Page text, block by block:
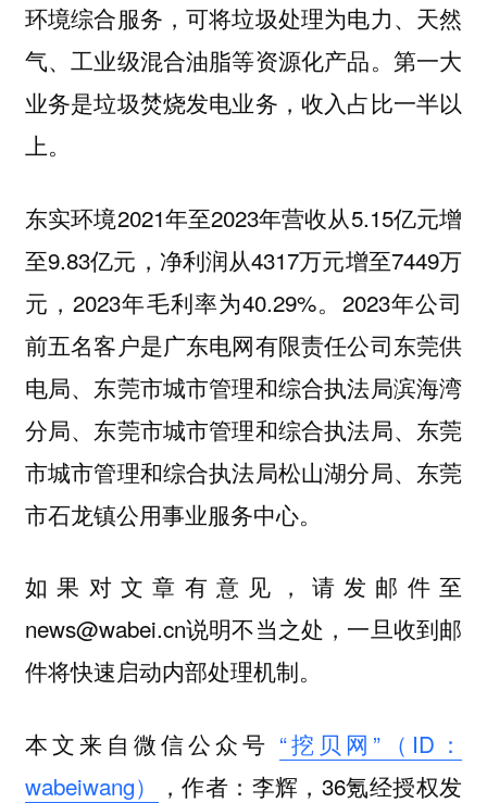
环境综合服务，可将垃圾处理为电力、天然
气、工业级混合油脂等资源化产品。第一大
业务是垃圾焚烧发电业务，收入占比一半以
上。
东实环境2021年至2023年营收从5.15亿元增
至9.83亿元，净利润从4317万元增至7449万
元，2023年毛利率为40.29%。2023年公司
前五名客户是广东电网有限责任公司东莞供
电局、东莞市城市管理和综合执法局滨海湾
分局、东莞市城市管理和综合执法局、东莞
市城市管理和综合执法局松山湖分局、东莞
市石龙镇公用事业服务中心。
如果对文章有意见，请发邮件至
news@wabei.cn说明不当之处，一旦收到邮
件将快速启动内部处理机制。
本文来自微信公众号 “挖贝网”（ID：
wabeiwang）
，作者：李辉，36氪经授权发